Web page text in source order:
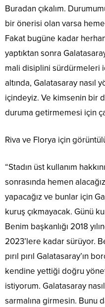
Buradan çıkalım.
bir önerisi olan varsa
Fakat bugüne kadar
yaptıktan sonra
mali disiplini sürdürmeleri
altında, Galatasaray nasıl
içindeyiz. Ve kimsenin bir
duruma getirmemesi için
Riva ve Florya için
“Stadın üst kullanım
sonrasında hemen
yapacağız ve bunlar için
kuruş çıkmayacak. Günü
Benim başkanlığı 2018
2023’lere kadar sürüyor.
pırıl pırıl Galatasaray’ın
kendine yettiği doğru
istiyorum. Galatasaray
sarmalına girmesin. Bunu